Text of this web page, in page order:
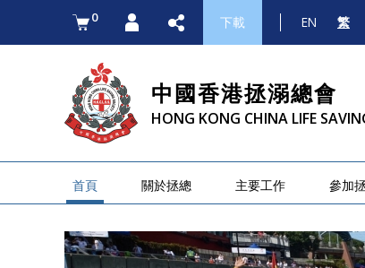
0 下載 EN 繁
中國香港拯溺總會
HONG KONG CHINA LIFE
首頁 關於拯總 主要工作 參加